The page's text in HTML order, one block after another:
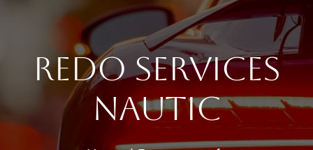
Location de Bateaux
Redo Services
Nautic